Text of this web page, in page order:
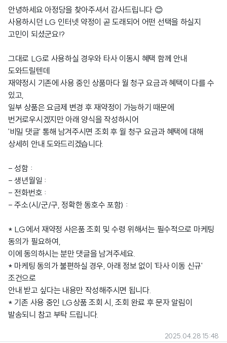
안녕하세요 아정당을 찾아주셔서 감사드립니다 😊
사용하시던 LG 인터넷 약정이 곧 도래되어 어떤 선택을 하실지
고민이 되셨군요!?
그대로 LG로 사용하실 경우와 타사 이동시 혜택 함께 안내
도와드릴텐데
재약정시 기존에 사용 중인 상품마다 월 청구 요금과 혜택이 다를 수
있고,
일부 상품은 요금제 변경 후 재약정이 가능하기 때문에
번거로우시겠지만 아래 양식을 작성하시어
'비밀 댓글' 통해 남겨주시면 조회 후 월 청구 요금과 혜택에 대해
상세히 안내 도와드리겠습니다.
- 성함 :
- 생년월일 :
- 전화번호 :
- 주소(시/군/구, 정확한 동호수 포함) :
* LG에서 재약정 사은품 조회 및 수령 위해서는 필수적으로 마케팅
동의가 필요하여,
이에 동의하시는 분만 댓글을 남겨주세요.
* 마케팅 동의가 불편하실 경우, 아래 정보 없이 '타사 이동 신규'
조건으로
안내 받고 싶다는 내용만 작성해주시면 됩니다.
* 기존 사용 중인 LG상품 조회 시, 조회 완료 후 문자 알림이
발송되니 참고 부탁 드립니다.
2025.04.28 15:48